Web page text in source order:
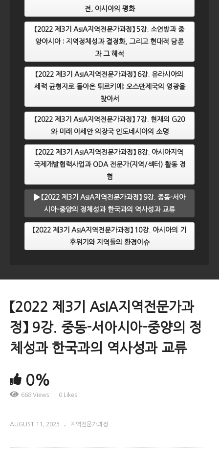
전, 아시아의 평화
【2022 제3기 AsIA지역전문가과정】 5강. 소연방과 중
앙아시아 : 지역정체성과 결정화, 그리고 현대적 담론
과 그 해석
【2022 제3기 AsIA지역전문가과정】 6강. 유라시아의
세력 균형자로 돌아온 튀르키예: 오스만제국의 영광을
찾아서
【2022 제3기 AsIA지역전문가과정】 7강. 현재의 G20
와 미래 아세안 의장국 인도네시아의 소명
【2022 제3기 AsIA지역전문가과정】 8강. 아시아지역
국제개발협력사업과 ODA 전문가(지역/섹터) 활동 경
험
【2022 제3기 AsIA지역전문가과정】 9강. 중동-서아
시아-중양의 정체성과 한국과의 역사성과 교류
【2022 제3기 AsIA지역전문가과정】 10강. 아시아의 기
후위기와 지역들의 환경이슈
【2022 제3기 AsIA지역전문가과
정】 9강. 중동-서아시아-중양의 정
체성과 한국과의 역사성과 교류
0%
668 Views 0 Likes
AUGUST 11, 2023 지역전문가과정